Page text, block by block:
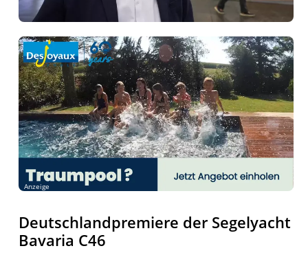
Anzeige
Deutschlandpremiere der Segelyacht
Bavaria C46